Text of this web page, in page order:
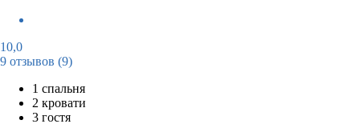
10,0
9 отзывов (9)
1 спальня
2 кровати
3 гостя